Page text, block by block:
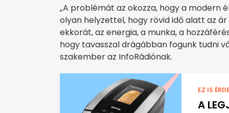
„A problémát az okozza, hogy a modern
olyan helyzettel, hogy rövid idő alatt az
ekkorát, az energia, a munka, a
hogy tavasszal drágábban fogunk tudni
szakember az InfoRádiónak.
EZ IS
A